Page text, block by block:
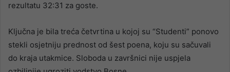
rezultatu 32:31 za goste.
Ključna je bila treća četvrtina u kojoj su “Studenti” ponovo
stekli osjetniju prednost od šest poena, koju su sačuvali
do kraja utakmice. Sloboda u završnici nije uspjela